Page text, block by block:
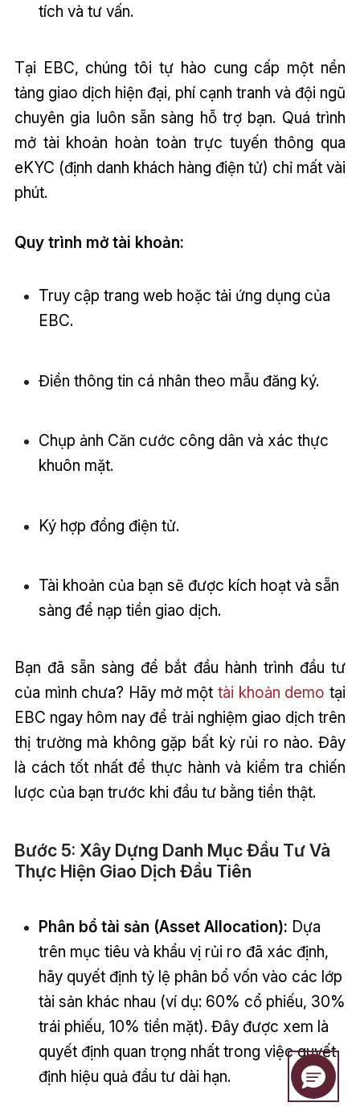
tích và tư vấn.
Tại EBC, chúng tôi tự hào cung cấp một nền
tảng giao dịch hiện đại, phí cạnh tranh và đội ngũ
chuyên gia luôn sẵn sàng hỗ trợ bạn. Quá trình
mở tài khoản hoàn toàn trực tuyến thông qua
eKYC (định danh khách hàng điện tử) chỉ mất vài
phút.
Quy trình mở tài khoản:
Truy cập trang web hoặc tải ứng dụng của
EBC.
Điền thông tin cá nhân theo mẫu đăng ký.
Chụp ảnh Căn cước công dân và xác thực
khuôn mặt.
Ký hợp đồng điện tử.
Tài khoản của bạn sẽ được kích hoạt và sẵn
sàng để nạp tiền giao dịch.
Bạn đã sẵn sàng để bắt đầu hành trình đầu tư
của mình chưa? Hãy mở mộttài khoản demo tại
EBC ngay hôm nay để trải nghiệm giao dịch trên
thị trường mà không gặp bất kỳ rủi ro nào. Đây
là cách tốt nhất để thực hành và kiểm tra chiến
lược của bạn trước khi đầu tư bằng tiền thật.
Bước 5: Xây Dựng Danh Mục Đầu Tư Và
Thực Hiện Giao Dịch Đầu Tiên
Phân bổ tài sản (Asset Allocation): Dựa
trên mục tiêu và khẩu vị rủi ro đã xác định,
hãy quyết định tỷ lệ phân bổ vốn vào các lớp
tài sản khác nhau (ví dụ: 60% cổ phiếu, 30%
trái phiếu, 10% tiền mặt). Đây được xem là
quyết định quan trọng nhất trong việc quyết
định hiệu quả đầu tư dài hạn.